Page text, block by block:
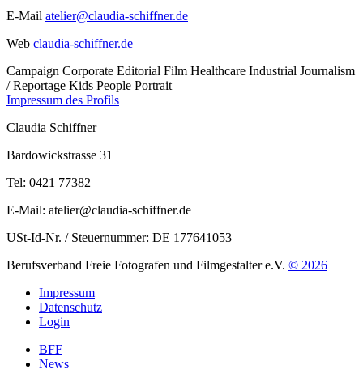
E-Mail atelier@claudia-schiffner.de
Web claudia-schiffner.de
Campaign Corporate Editorial Film Healthcare Industrial Journalism
/ Reportage Kids People Portrait
Impressum des Profils
Claudia Schiffner
Bardowickstrasse 31
Tel: 0421 77382
E-Mail: atelier@claudia-schiffner.de
USt-Id-Nr. / Steuernummer: DE 177641053
Berufsverband Freie Fotografen und Filmgestalter e.V. © 2026
Impressum
Datenschutz
Login
BFF
News